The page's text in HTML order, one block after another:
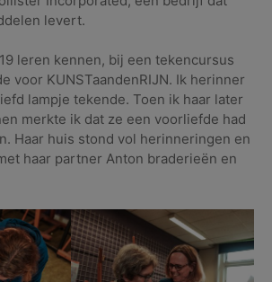
levert.
leren kennen, bij een tekencursus
voor KUNSTaandenRIJN. Ik herinner
lampje tekende. Toen ik haar later
merkte ik dat ze een voorliefde had
Haar huis stond vol herinneringen en
haar partner Anton braderieën en